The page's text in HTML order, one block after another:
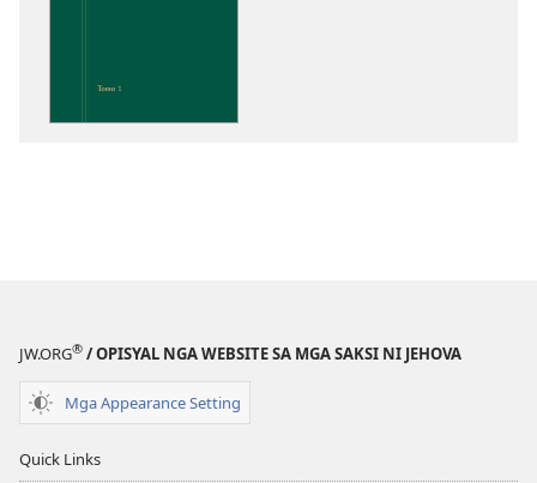
JW.ORG® / OPISYAL NGA WEBSITE SA MGA SAKSI NI JEHOVA
Mga Appearance Setting
Quick Links